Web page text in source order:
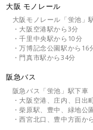
大阪 モノレール
大阪モノレール「蛍池」
・大阪空港駅から3分
・千里中央駅から10分
・万博記念公園駅から16
・門真市駅から34分
阪急バス
阪急バス「蛍池」駅下車
・大阪空港、庄内、日
・柴原駅、豊中、緑地
・西宮北口、豊中方面